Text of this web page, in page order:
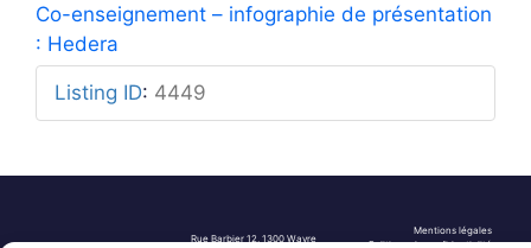
Co-enseignement – infographie de présentation
: Hedera
Listing ID: 4449
Rue Barbier 12, 1300 Wavre
Mentions légales
Politique de confidentialité